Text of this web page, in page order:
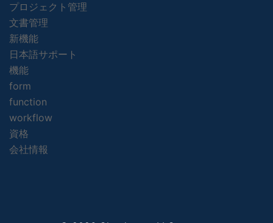
プロジェクト管理
文書管理
新機能
日本語サポート
機能
form
function
workflow
資格
会社情報